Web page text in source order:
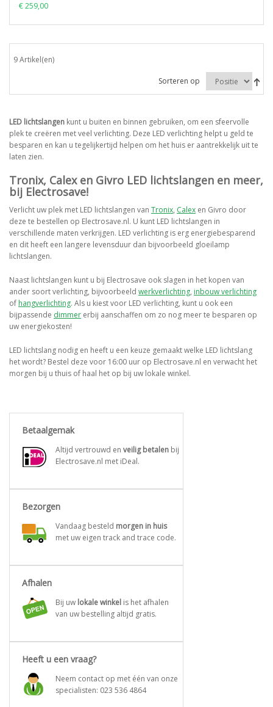
€ 259,00
9 Artikel(en)
Sorteren op
LED lichtslangen kunt u buiten en binnen gebruiken, om een sfeervolle
plek te creëren met veel verlichting. Deze LED verlichting helpt u geld te
besparen en kan u tegelijkertijd helpen om het huis er aantrekkelijk uit te
laten zien.
Tronix, Calex en Givro LED lichtslangen en meer,
bij Electrosave!
Verlicht uw plek met LED lichtslangen van Tronix, Calex en Givro door
deze te bestellen op Electrosave.nl. U kunt LED lichtslangen in
verschillende maten verkrijgen. LED verlichting is erg energiebesparend
en dit heeft een langere levensduur dan bijvoorbeeld gloeilamp
lichtslangen.
Naast lichtslangen kunt u bij Electrosave ook slagen in het kopen van
ander soort verlichting, bijvoorbeeld werkverlichting, inbouw verlichting
of hangverlichting. Als u kiest voor LED verlichting, kunt u ook een
bijpassende dimmer erbij aanschaffen om zo nog meer te besparen op
uw energiekosten!
LED lichtslang nodig en heeft u een keuze gemaakt welke LED lichtslang
het wordt? Bestel deze voor 16:00 uur op Electrosave.nl en verwacht het
morgen bij u thuis of haal het op bij uw lokale winkel.
Betaalgemak
Altijd vertrouwd en veilig betalen bij
Electrosave.nl met iDeal.
Bezorgen
Vandaag besteld morgen in huis
met uw eigen track and trace code.
Afhalen
Bij uw lokale winkel is het afhalen
van uw bestelling altijd gratis.
Heeft u een vraag?
Neem contact op met één van onze
specialisten: 023 536 4864